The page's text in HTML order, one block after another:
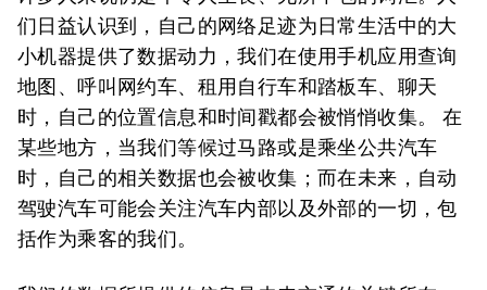
们日益认识到，自己的网络足迹为日常生活中的大
小机器提供了数据动力，我们在使用手机应用查询
地图、呼叫网约车、租用自行车和踏板车、聊天
时，自己的位置信息和时间戳都会被悄悄收集。 在
某些地方，当我们等候过马路或是乘坐公共汽车
时，自己的相关数据也会被收集；而在未来，自动
驾驶汽车可能会关注汽车内部以及外部的一切，包
括作为乘客的我们。